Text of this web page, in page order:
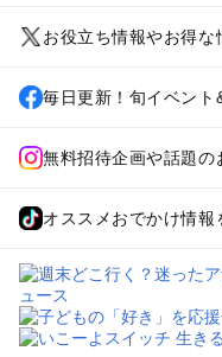
お役立ち情報やお得な
毎日更新！旬イベント
無料招待企画や話題の
オススメおでかけ情報